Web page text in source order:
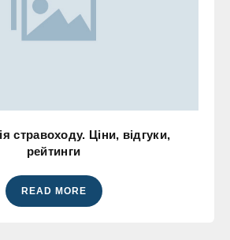
стравоходу. Ціни, відгуки,
рейтинги
READ MORE